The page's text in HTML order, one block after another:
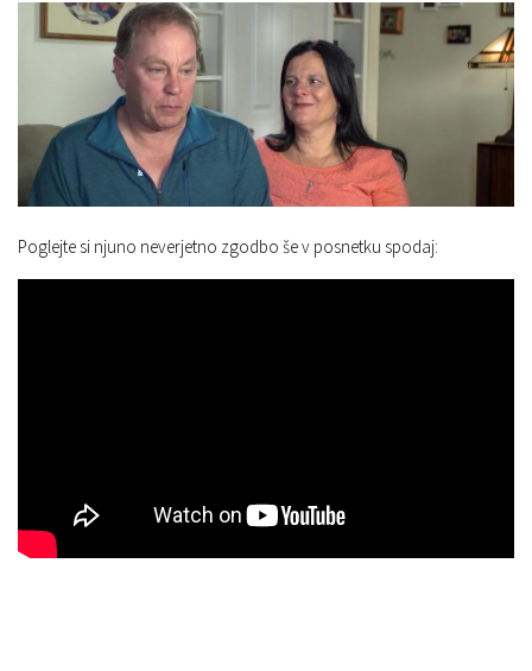
Poglejte si njuno neverjetno zgodbo še v posnetku spodaj: